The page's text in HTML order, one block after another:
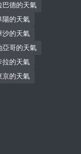
德的天氣
的天氣
的天氣
哥的天氣
的天氣
的天氣